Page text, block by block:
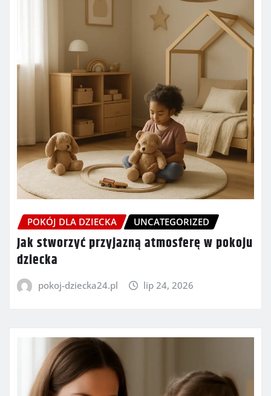
POKÓJ DLA DZIECKA UNCATEGORIZED
Jak stworzyć przyjazną atmosferę w pokoju
dziecka
pokoj-dziecka24.pl lip 24, 2026